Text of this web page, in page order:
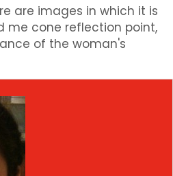
are images in which it is
me cone reflection point,
of the woman's